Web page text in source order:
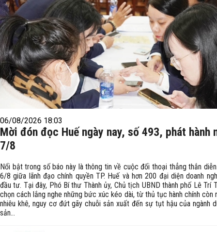
06/08/2026 18:03
Mời đón đọc Huế ngày nay, số 493, phát hành
7/8
Nổi bật trong số báo này là thông tin về cuộc đối thoại thẳng thắn
6/8 giữa lãnh đạo chính quyền TP. Huế và hơn 200 đại diện doanh
đầu tư. Tại đây, Phó Bí thư Thành ủy, Chủ tịch UBND thành phố Lê Trí
chọn cách lắng nghe những bức xúc kéo dài, từ thủ tục hành chính còn
nhiêu khê, nguy cơ đứt gãy chuỗi sản xuất đến sự tụt hậu của ngành
sản...